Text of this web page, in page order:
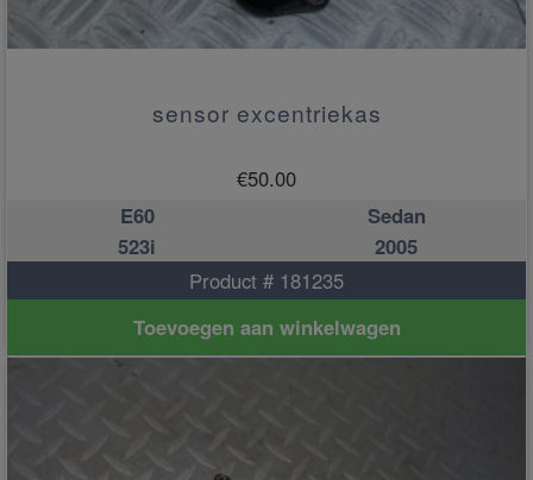
sensor excentriekas
€50.00
E60
Sedan
523i
2005
Product # 181235
Toevoegen aan winkelwagen